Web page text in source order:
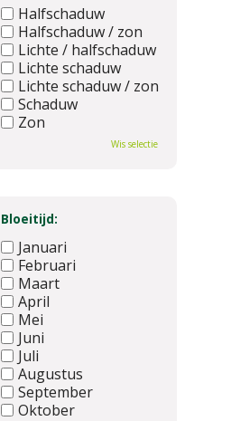
Halfschaduw
Halfschaduw / zon
Lichte / halfschaduw
Lichte schaduw
Lichte schaduw / zon
Schaduw
Zon
Wis selectie
Bloeitijd:
Januari
Februari
Maart
April
Mei
Juni
Juli
Augustus
September
Oktober